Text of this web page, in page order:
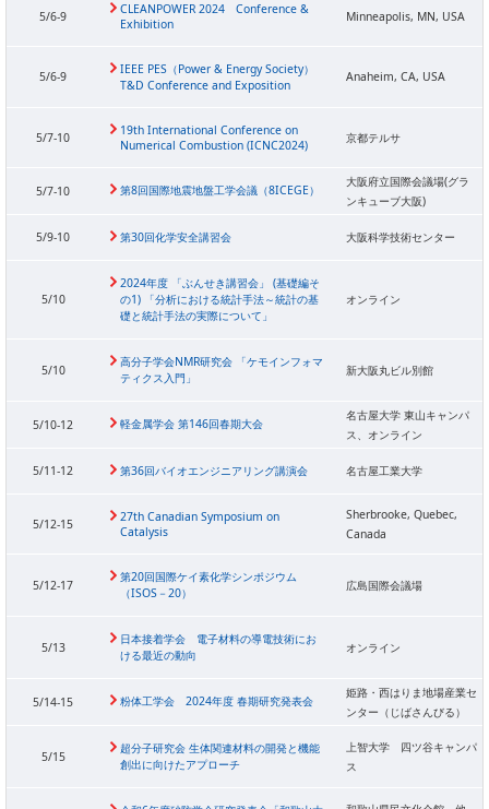
5/6-9
CLEANPOWER 2024 Conference &
Exhibition
Minneapolis, MN, USA
5/6-9
IEEE PES（Power & Energy Society）
T&D Conference and Exposition
Anaheim, CA, USA
5/7-10
19th International Conference on
Numerical Combustion (ICNC2024)
京都テルサ
5/7-10 第8回国際地震地盤工学会議（8ICEGE）
大阪府立国際会議場(グラ
ンキューブ大阪)
5/9-10 第30回化学安全講習会 大阪科学技術センター
5/10
2024年度 「ぶんせき講習会」 (基礎編そ
の1) 「分析における統計手法～統計の基
礎と統計手法の実際について」
オンライン
5/10
高分子学会NMR研究会 「ケモインフォマ
ティクス入門」
新大阪丸ビル別館
5/10-12 軽金属学会 第146回春期大会
名古屋大学 東山キャンパ
ス、オンライン
5/11-12 第36回バイオエンジニアリング講演会 名古屋工業大学
5/12-15
27th Canadian Symposium on
Catalysis
Sherbrooke, Quebec,
Canada
5/12-17
第20回国際ケイ素化学シンポジウム
（ISOS－20）
広島国際会議場
5/13
日本接着学会 電子材料の導電技術にお
ける最近の動向
オンライン
5/14-15 粉体工学会 2024年度 春期研究発表会
姫路・西はりま地場産業セ
ンター（じばさんびる）
5/15
超分子研究会 生体関連材料の開発と機能
創出に向けたアプローチ
上智大学 四ツ谷キャンパ
ス